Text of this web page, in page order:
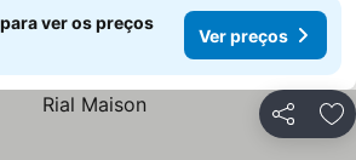
ver os preços
Ver preços
Partilhar